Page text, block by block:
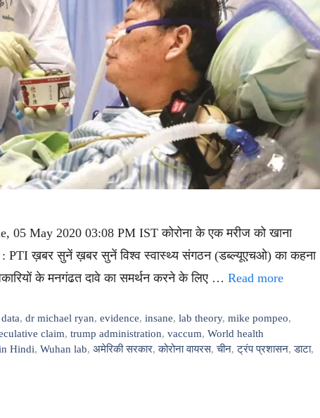
05 May 2020 03:08 PM IST कोरोना के एक मरीज को खाना
: PTI ख़बर सुनें ख़बर सुनें विश्व स्वास्थ्य संगठन (डब्ल्यूएचओ) का कहना
के मनगंढत दावे का समर्थन करने के लिए … Read more
data,dr michael ryan,evidence,insane,lab theory,mike pompeo,
claim, trump administration, vaccum, World health
Hindi, Wuhan lab, अमेरिकी सरकार,कोरोना वायरस,चीन,ट्रंप प्रशासन,डाटा,